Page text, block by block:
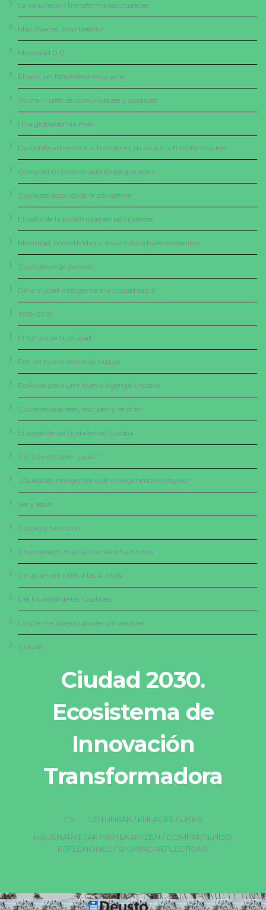
La innovación transforma las ciudades
Más jóvenes, más talento
Movilidad 0.0
El ocio, un fenómeno muy serio
Valorar nuestras comunidades y ciudades
Una globaldemia más
Del confinamiento a la transición, de ésta a la transformación
Cómo serán o cómo queremos que sean
Ciudades después de la pandemia
El valor de la proximidad en las ciudades
Movilidad, conectividad y desarrollo urbano sostenible
Ciudades más jóvenes
De la ciudad inteligente a la ciudad sabia
1978-2018
El futuro de tu ciudad
Por un nuevo relato de ciudad
Políticos para una Nueva Agenda Urbana
Ciudades que leen, escriben y relatan
El papel de las ciudades en Europa
Y el 2 de octubre, ¿qué?
¿Ciudades inteligentes o de inteligencias múltiples?
Ser y estar
Ciudad y territorio
Cities design, más allá de las smart cities
De las smart cities a las 4i cities
Día Mundial de las Ciudades
Lo que me (pre)ocupa del día despues
Gracias
Ciudad 2030.
Ecosistema de
Innovación
Transformadora
CV
LOTUNEAK / ENLACES / LINKS
HAUSNARKETAK PARTEKARTZEN / COMPARTIENDO
REFLEXIONES / SHARING REFLECTIONS